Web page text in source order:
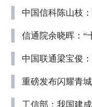
中国信科陈山枝
信通院余晓晖：“
中国联通梁宝俊
重磅发布闪耀青
工信部：我国建